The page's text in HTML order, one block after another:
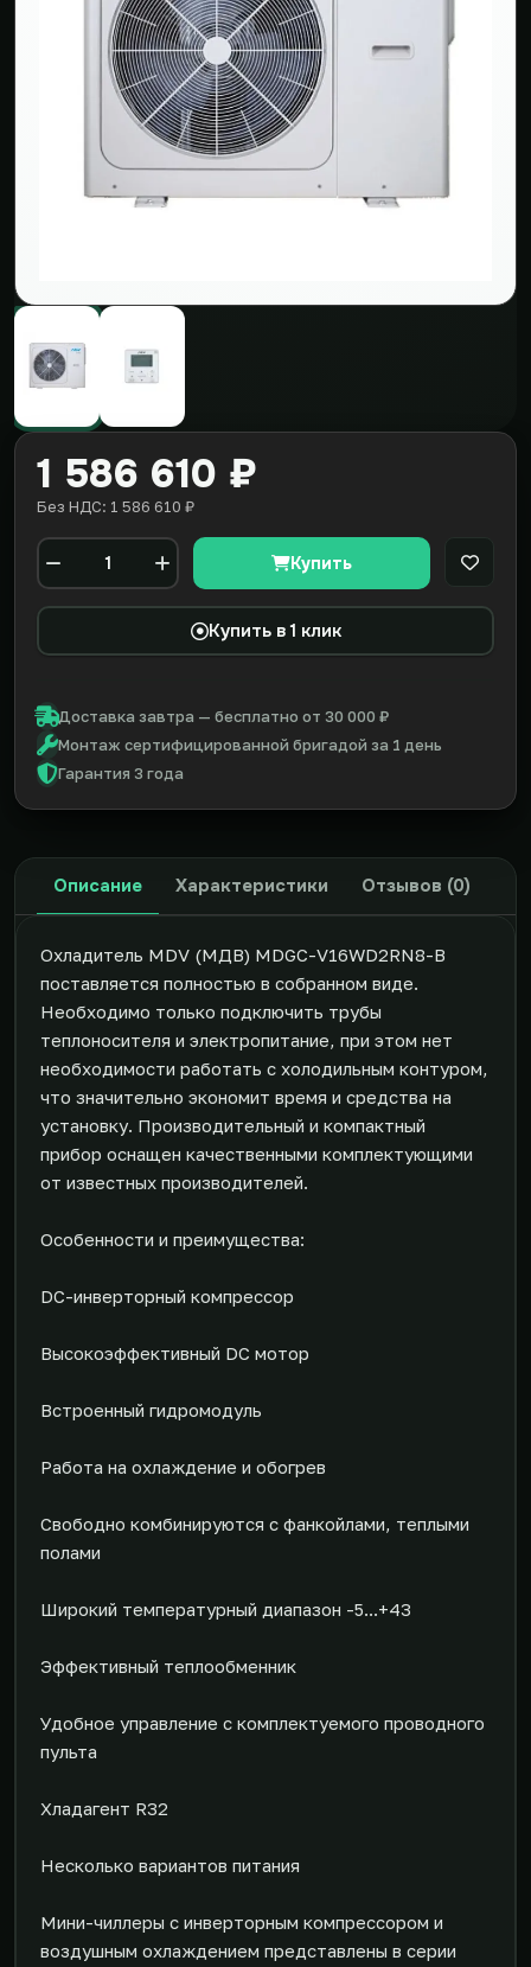
1 586 610 ₽
Без НДС: 1 586 610 ₽
Количество
Купить В
Купить в 1 клик
Доставка завтра — бесплатно от 30 000 ₽
Монтаж сертифицированной бригадой за 1 день
Гарантия 3 года
Описание Характеристики Отзывов (0)
Охладитель MDV (МДВ) MDGC-V16WD2RN8-B
поставляется полностью в собранном виде.
Необходимо только подключить трубы
теплоносителя и электропитание, при этом нет
необходимости работать с холодильным контуром,
что значительно экономит время и средства на
установку. Производительный и компактный
прибор оснащен качественными комплектующими
от известных производителей.
Особенности и преимущества:
DC-инверторный компрессор
Высокоэффективный DC мотор
Встроенный гидромодуль
Работа на охлаждение и обогрев
Свободно комбинируются с фанкойлами, теплыми
полами
Широкий температурный диапазон -5...+43
Эффективный теплообменник
Удобное управление с комплектуемого проводного
пульта
Хладагент R32
Несколько вариантов питания
Мини-чиллеры с инверторным компрессором и
воздушным охлаждением представлены в серии